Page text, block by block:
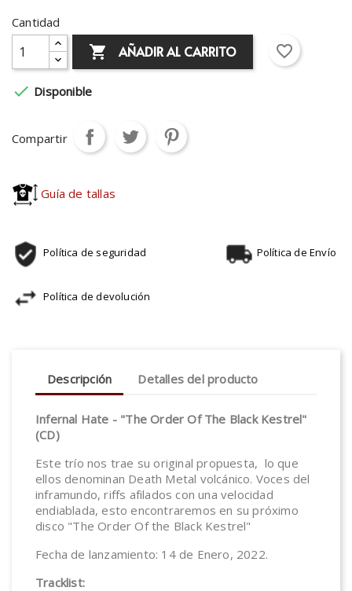
Cantidad
 AÑADIR AL CARRITO favorite_border
 Disponible
Compartir
Guía de tallas
Política de seguridad Política de Envío
Política de devolución
Descripción Detalles del producto
Infernal Hate - "The Order Of The Black Kestrel"
(CD)
Este trío nos trae su original propuesta, lo que
ellos denominan Death Metal volcánico. Voces del
inframundo, riffs afilados con una velocidad
endiablada, esto encontraremos en su próximo
disco "The Order Of the Black Kestrel"
Fecha de lanzamiento: 14 de Enero, 2022.
Tracklist: